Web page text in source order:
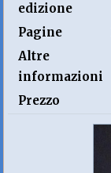
edizione
Pagine
Altre
informazioni
Prezzo